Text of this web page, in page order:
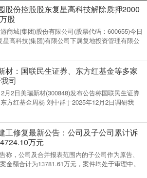
股份控股股东复星高科技解除质押2000
股
商城(集团)股份有限公司(股票代码：600655)今日
高科技(集团)有限公司下属复地投资管理有限公
材：国联民生证券、东方红基金等多家
司
月2日美瑞新材(300848)发布公告称国联民生证券
方红基金周杨 刘中群于2025年12月2日调研我
工修复最新公告：公司及子公司累计诉
万元
称，公司及合并报表范围内的子公司作为原告、
金额合计为13781.61万元，案件均处于审理中。